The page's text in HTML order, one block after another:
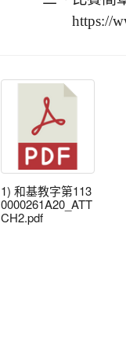
https://
1) 和基教字第113
0000261A20_ATT
CH2.pdf